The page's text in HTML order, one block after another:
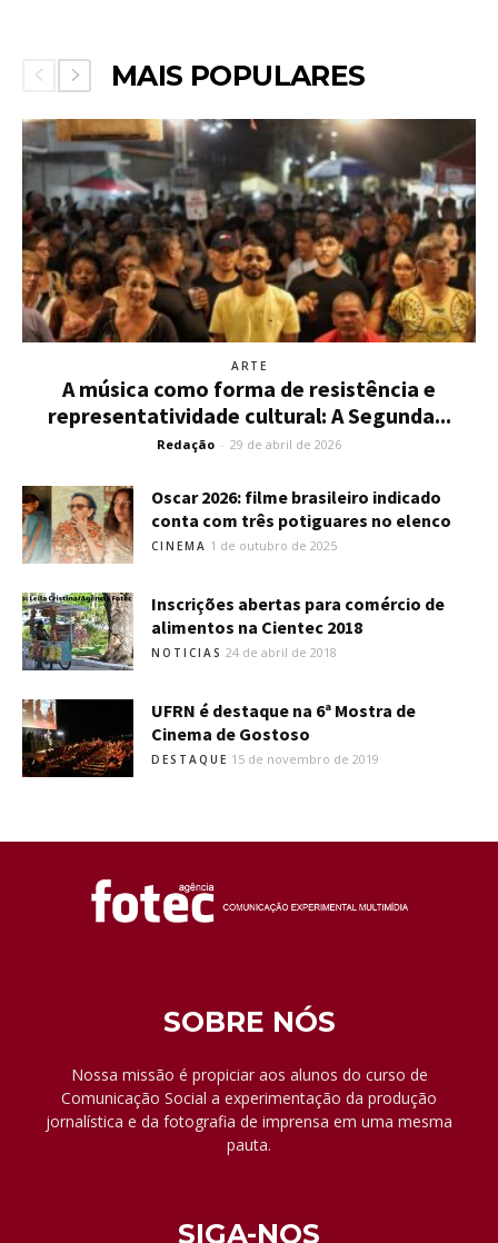
MAIS POPULARES
ARTE
A música como forma de resistência e
representatividade cultural: A Segunda...
Redação - 29 de abril de 2026
Oscar 2026: filme brasileiro indicado
conta com três potiguares no elenco
CINEMA 1 de outubro de 2025
Inscrições abertas para comércio de
alimentos na Cientec 2018
NOTICIAS 24 de abril de 2018
UFRN é destaque na 6ª Mostra de
Cinema de Gostoso
DESTAQUE 15 de novembro de 2019
SOBRE NÓS
Nossa missão é propiciar aos alunos do curso de
Comunicação Social a experimentação da produção
jornalística e da fotografia de imprensa em uma mesma
pauta.
SIGA-NOS